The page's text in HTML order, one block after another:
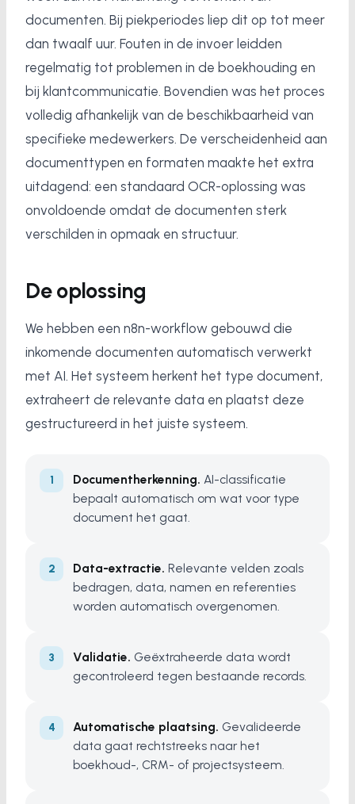
documenten. Bij piekperiodes liep dit op tot meer
dan twaalf uur. Fouten in de invoer leidden
regelmatig tot problemen in de boekhouding en
bij klantcommunicatie. Bovendien was het proces
volledig afhankelijk van de beschikbaarheid van
specifieke medewerkers. De verscheidenheid aan
documenttypen en formaten maakte het extra
uitdagend: een standaard OCR-oplossing was
onvoldoende omdat de documenten sterk
verschilden in opmaak en structuur.
De oplossing
We hebben een n8n-workflow gebouwd die
inkomende documenten automatisch verwerkt
met AI. Het systeem herkent het type document,
extraheert de relevante data en plaatst deze
gestructureerd in het juiste systeem.
Documentherkenning. AI-classificatie
bepaalt automatisch om wat voor type
document het gaat.
Data-extractie. Relevante velden zoals
bedragen, data, namen en referenties
worden automatisch overgenomen.
Validatie. Geëxtraheerde data wordt
gecontroleerd tegen bestaande records.
Automatische plaatsing. Gevalideerde
data gaat rechtstreeks naar het
boekhoud-, CRM- of projectsysteem.